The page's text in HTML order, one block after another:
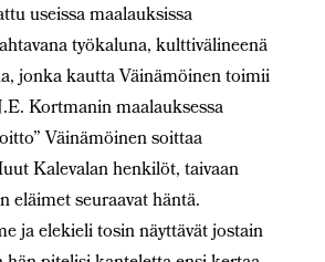
useissa maalauksissa
työkaluna, kulttivälineenä
jonka kautta Väinämöinen toimii
Kortmanin maalauksessa
Väinämöinen soittaa
Kalevalan henkilöt, taivaan
eläimet seuraavat häntä.
ja elekieli tosin näyttävät jostain